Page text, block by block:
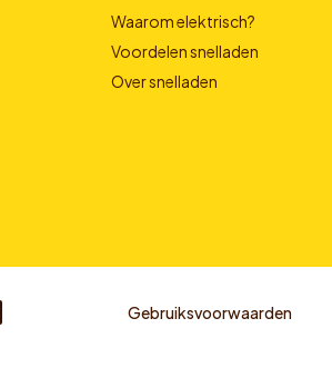
Waarom elektrisch?
Voordelen snelladen
Over snelladen
Gebruiksvoorwaarden